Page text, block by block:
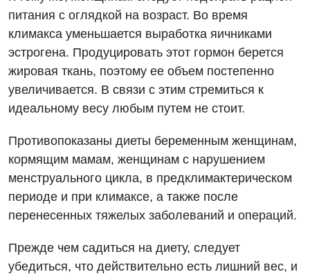
Для детей
Детская аллергология
Детская гастроэнтерология
Детская гинекология
Детская дерматовенерология
Детская кардиоревматология
Детская неврология
Детская ортопедия и травматология
Детская офтальмология
питания с оглядкой на возраст. Во время
климакса уменьшается выработка яичниками
эстрогена. Продуцировать этот гормон берется
жировая ткань, поэтому ее объем постепенно
увеличивается. В связи с этим стремиться к
идеальному весу любым путем не стоит.
Противопоказаны диеты беременным женщинам,
кормящим мамам, женщинам с нарушением
менструального цикла, в предклимактерическом
периоде и при климаксе, а также после
перенесенных тяжелых заболеваний и операций.
Прежде чем садиться на диету, следует
убедиться, что действительно есть лишний вес, и